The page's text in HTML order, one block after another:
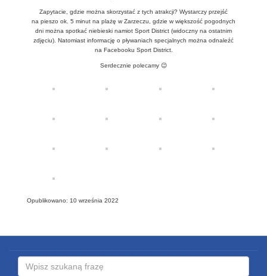
Zapytacie, gdzie można skorzystać z tych atrakcji? Wystarczy przejść
na pieszo ok. 5 minut na plażę w Zarzeczu, gdzie w większość pogodnych
dni można spotkać niebieski namiot Sport District (widoczny na ostatnim
zdjęciu). Natomiast informację o pływaniach specjalnych można odnaleźć
na Facebooku Sport District.
Serdecznie polecamy 😉
Opublikowano: 10 września 2022